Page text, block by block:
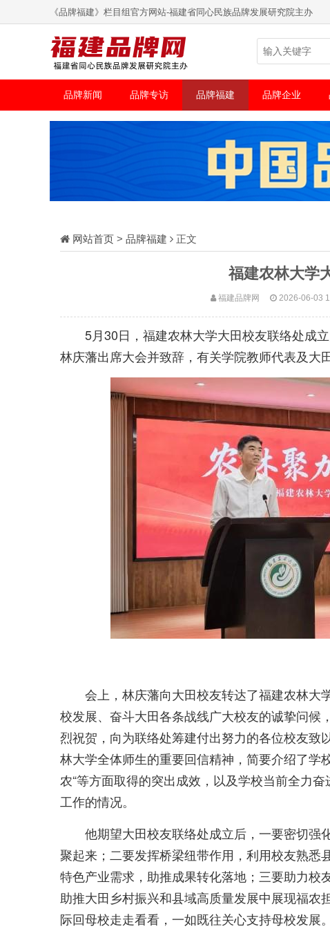
《品牌福建》栏目组官方网站-福建省同心民族品牌发展研究院主办
品牌新闻 品牌专访 品牌福建 品牌企业
网站首页 > 品牌福建 正文
福建农林大学
福建品牌网 2026-06-03
5月30日，福建农林大学大田校友联络处成
林庆藩出席大会并致辞，有关学院教师代表及大
会上，林庆藩向大田校友转达了福建农林大
校发展、奋斗大田各条战线广大校友的诚挚问
烈祝贺，向为联络处筹建付出努力的各位校友
林大学全体师生的重要回信精神，简要介绍了学
农“等方面取得的突出成效，以及学校当前全力
工作的情况。
他期望大田校友联络处成立后，一要密切强
聚起来；二要发挥桥梁纽带作用，利用校友熟悉
特色产业需求，助推成果转化落地；三要助力
助推大田乡村振兴和县域高质量发展中展现福农
际回母校走走看看，一如既往关心支持母校发展。